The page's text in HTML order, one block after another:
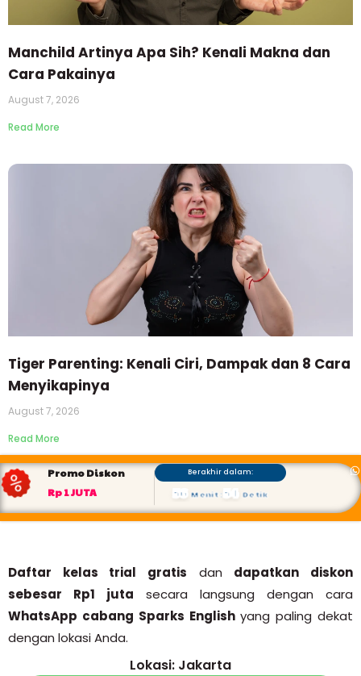
Manchild Artinya Apa Sih? Kenali Makna dan
Cara Pakainya
August 7, 2026
Read More
Tiger Parenting: Kenali Ciri, Dampak dan 8 Cara
Menyikapinya
August 7, 2026
Read More
Promo Diskon
Rp 1 JUTA
Berakhir dalam:
56 Menit: 53 Detik
Daftar kelas trial gratis dan dapatkan diskon
sebesar Rp1 juta secara langsung dengan cara
WhatsApp cabang Sparks Englishyang paling dekat
dengan lokasi Anda.
Lokasi: Jakarta